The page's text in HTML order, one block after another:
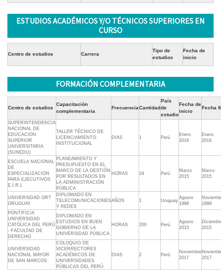
ESTUDIOS ACADÉMICOS Y/O TÉCNICOS SUPERIORES EN
CURSO
Centro de estudios Carrera
Tipo de
estudios
Fecha de
inicio
FORMACIÓN COMPLEMENTARIA
Centro de estudios
Capacitación
complementaria
FrecuenciaCantidad
País
de
estudio
Fecha de
inicio
Fecha
SUPERINTENDENCIA
NACIONAL DE
EDUCACION
SUPERIOR
UNIVERSITARIA
(SUNEDU)
TALLER TÉCNICO DE
LICENCIAMIENTO
INSTITUCIONAL
DIAS 1 Perú
Enero
2016
Enero
2016
ESCUELA NACIONAL
DE
ESPECIALIZACION
PARA EJECUTIVOS
E.I.R.L
PLANEAMIENTO Y
PRESUPUESTO EN EL
MARCO DE LA GESTIÓN
POR RESULTADOS EN
LA ADMINISTRACIÓN
PÚBLICA
HORAS 24 Perú
Marzo
2015
Marzo
2015
UNIVERSIDAD ORT
ORUGUAY
DIPLOMADO EN
TELECOMUNICACIONES
Y REDES
AÑOS 1 Uruguay
Agosto
1998
1999
PONTIFICIA
UNIVERSIDAD
CATÓLICA DEL PERÚ
- FACULTAD DE
DERECHO
DIPLOMADO EN
ESTUDIOS EN BUEN
GOBIERNO DE LA
UNIVERSIDAD PÚBLICA
HORAS 200 Perú
Agosto
2015
2015
UNIVERSIDAD
NACIONAL MAYOR
DE SAN MARCOS
COLOQUIO DE
VICERRECTORES
ACADÉMICOS DE
UNIVERSIDADES
PÚBLICAS DEL PERÚ
DIAS 2 Perú
Noviembre
2017
2017